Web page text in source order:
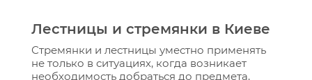
Лестницы и стремянки в Киеве
Стремянки и лестницы уместно применять
не только в ситуациях, когда возникает
необходимость добраться до предмета,